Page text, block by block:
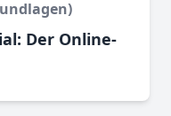
Der Online-